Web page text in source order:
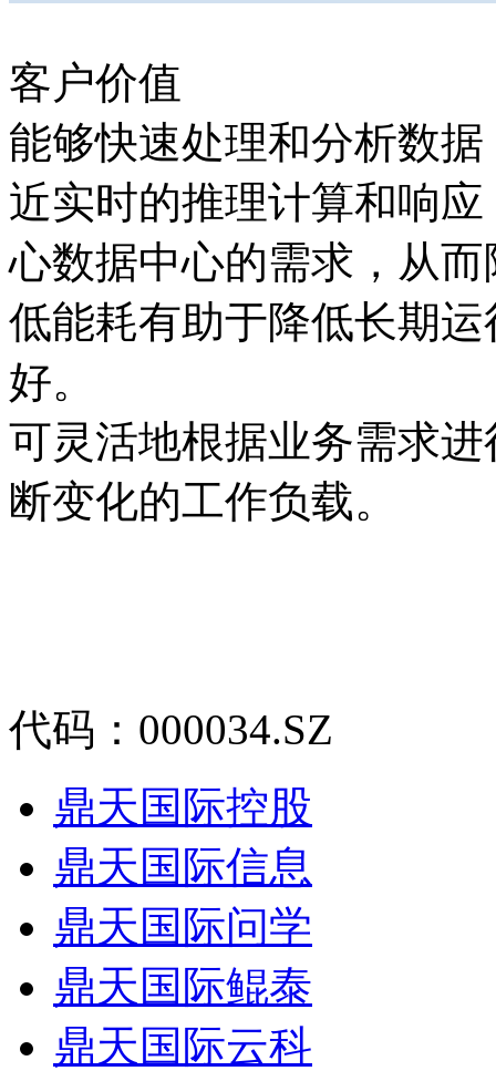
客户价值
能够快速处理和分析数据
近实时的推理计算和响应
心数据中心的需求，从
低能耗有助于降低长期运
好。
可灵活地根据业务需求进
断变化的工作负载。
代码：000034.SZ
鼎天国际控股
鼎天国际信息
鼎天国际问学
鼎天国际鲲泰
鼎天国际云科